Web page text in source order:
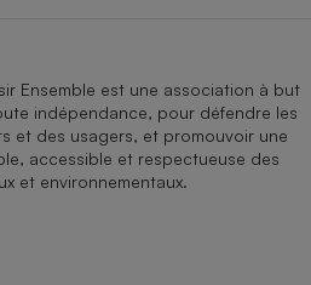
Ensemble est une association à but
indépendance, pour défendre les
et des usagers, et promouvoir une
accessible et respectueuse des
et environnementaux.